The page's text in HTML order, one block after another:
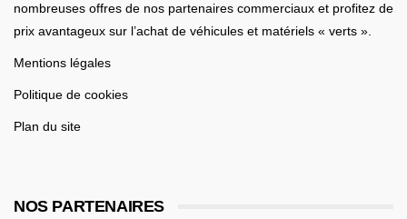
nombreuses offres de nos partenaires commerciaux et profitez de
prix avantageux sur l’achat de véhicules et matériels « verts ».
Mentions légales
Politique de cookies
Plan du site
NOS PARTENAIRES